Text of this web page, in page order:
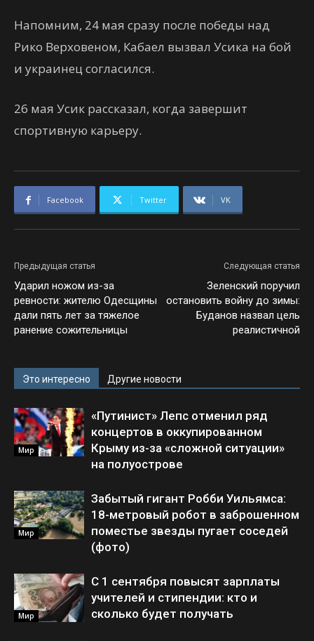
Напомним, 24 мая сразу после победы над
Рико Верховеном, Кабаел вызвал Усика на бой
и украинец согласился.
26 мая Усик рассказал, когда завершит
спортивную карьеру.
Facebook Twitter VK
Предыдущая статья
Ударил ножом из-за
ревности: жителю Одесщины
дали пять лет за тяжелое
ранение сожительницы
Следующая статья
Зеленский поручил
остановить войну до зимы:
Буданов назвал цель
реалистичной
Это интересно Другие новости
Мир
«Путинист» Лепс отменил ряд
концертов в оккупированном
Крыму из-за «сложной ситуации»
на полуострове
Мир
Забытый гигант Робби Уильямса:
18-метровый робот в заброшенном
поместье звезды пугает соседей
(фото)
Мир
С 1 сентября повысят зарплаты
учителей и стипендии: кто и
сколько будет получать